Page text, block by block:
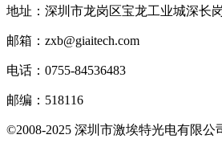
地址：深圳市龙岗区宝龙工业城深长
邮箱：zxb@giaitech.com
电话：0755-84536483
邮编：518116
©2008-2025 深圳市激埃特光电有限公